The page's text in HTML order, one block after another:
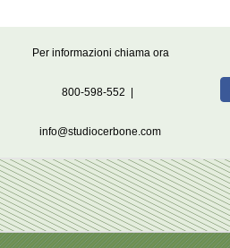
Per informazioni chiama ora
800-598-552
info@studiocerbone.com